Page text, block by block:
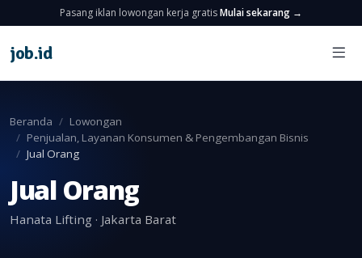
Pasang iklan lowongan kerja gratisMulai sekarang →
job.id
Beranda
Lowongan
Penjualan, Layanan Konsumen & Pengembangan Bisnis
Jual Orang
Jual Orang
Hanata Lifting · Jakarta Barat